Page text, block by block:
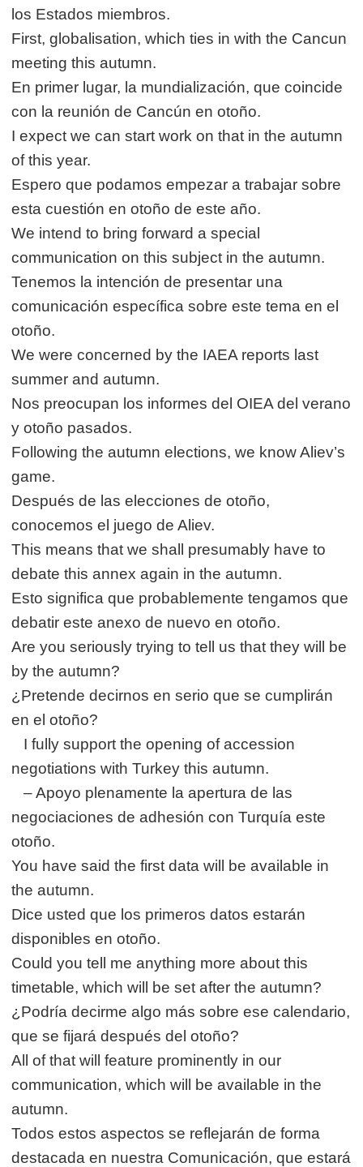
los Estados miembros.
First, globalisation, which ties in with the Cancun
meeting this autumn.
En primer lugar, la mundialización, que coincide
con la reunión de Cancún en otoño.
I expect we can start work on that in the autumn
of this year.
Espero que podamos empezar a trabajar sobre
esta cuestión en otoño de este año.
We intend to bring forward a special
communication on this subject in the autumn.
Tenemos la intención de presentar una
comunicación específica sobre este tema en el
otoño.
We were concerned by the IAEA reports last
summer and autumn.
Nos preocupan los informes del OIEA del verano
y otoño pasados.
Following the autumn elections, we know Aliev’s
game.
Después de las elecciones de otoño,
conocemos el juego de Aliev.
This means that we shall presumably have to
debate this annex again in the autumn.
Esto significa que probablemente tengamos que
debatir este anexo de nuevo en otoño.
Are you seriously trying to tell us that they will be
by the autumn?
¿Pretende decirnos en serio que se cumplirán
en el otoño?
I fully support the opening of accession
negotiations with Turkey this autumn.
– Apoyo plenamente la apertura de las
negociaciones de adhesión con Turquía este
otoño.
You have said the first data will be available in
the autumn.
Dice usted que los primeros datos estarán
disponibles en otoño.
Could you tell me anything more about this
timetable, which will be set after the autumn?
¿Podría decirme algo más sobre ese calendario,
que se fijará después del otoño?
All of that will feature prominently in our
communication, which will be available in the
autumn.
Todos estos aspectos se reflejarán de forma
destacada en nuestra Comunicación, que estará